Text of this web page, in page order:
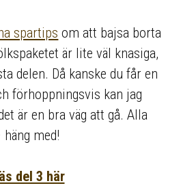
spartips om att bajsa borta
är lite väl knasiga,
delen. Då kanske du får en
förhoppningsvis kan jag
är en bra väg att gå. Alla
med!
del 3 här